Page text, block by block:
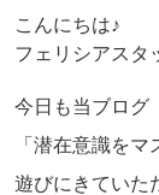
こんにちは♪
フェリシアスタ
今日も当ブログ
「潜在意識を
遊びにきていた